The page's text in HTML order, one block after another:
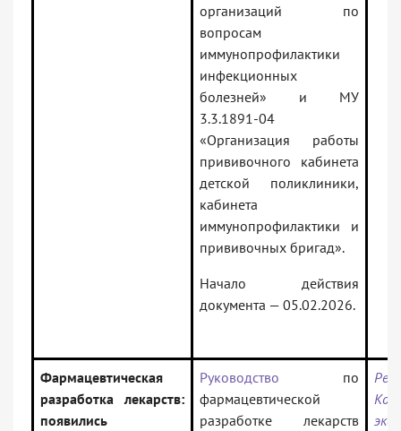
организаций по
вопросам
иммунопрофилактики
инфекционных
болезней» и МУ
3.3.1891-04
«Организация работы
прививочного кабинета
детской поликлиники,
кабинета
иммунопрофилактики и
прививочных бригад».
Начало действия
документа — 05.02.2026.
Фармацевтическая
разработка лекарств:
появились
Руководство по
фармацевтической
разработке лекарств